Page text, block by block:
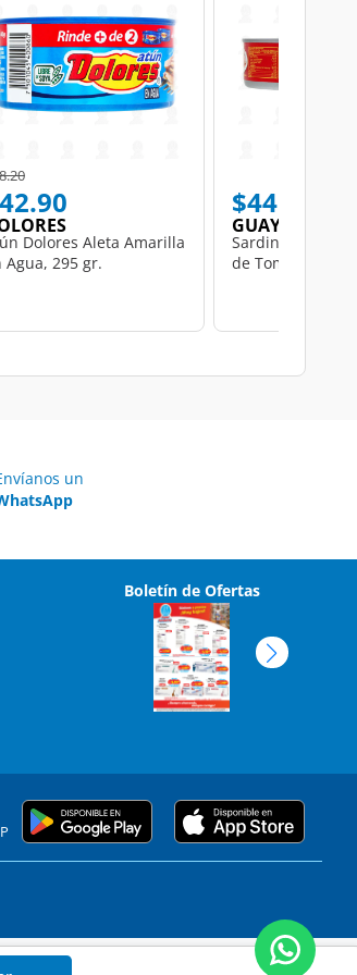
reduced from
to
Dolores Aleta Amarilla
Agua, 295 gr.
$44.50
GUAYMEX
Sardinas
de Tomate, 425
un
Boletín de Ofertas